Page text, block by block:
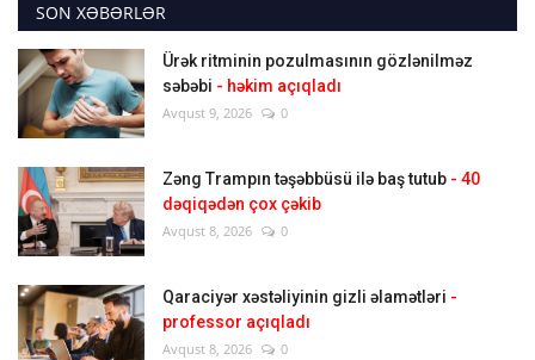
SON XƏBƏRLƏR
Ürək ritminin pozulmasının gözlənilməz
səbəbi - həkim açıqladı
Avqust 9, 2026 0
Zəng Trampın təşəbbüsü ilə baş tutub - 40
dəqiqədən çox çəkib
Avqust 8, 2026 0
Qaraciyər xəstəliyinin gizli əlamətləri -
professor açıqladı
Avqust 8, 2026 0